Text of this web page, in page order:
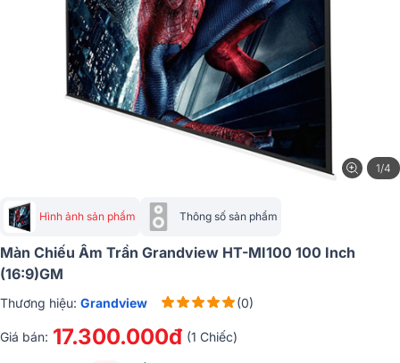
1/4
Hình ảnh sản phẩm Thông số sản phẩm
Màn Chiếu Âm Trần Grandview HT-MI100 100 Inch
(16:9)GM
Thương hiệu: Grandview (0)
Giá bán: 17.300.000đ (1 Chiếc)